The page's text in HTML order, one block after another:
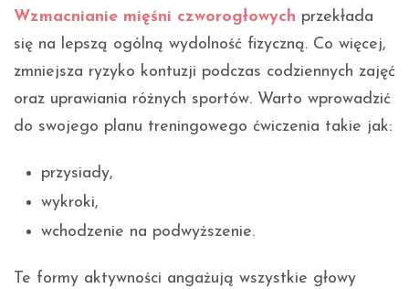
Wzmacnianie mięśni czworogłowych przekłada
się na lepszą ogólną wydolność fizyczną. Co więcej,
zmniejsza ryzyko kontuzji podczas codziennych zajęć
oraz uprawiania różnych sportów. Warto wprowadzić
do swojego planu treningowego ćwiczenia takie jak:
przysiady,
wykroki,
wchodzenie na podwyższenie.
Te formy aktywności angażują wszystkie głowy